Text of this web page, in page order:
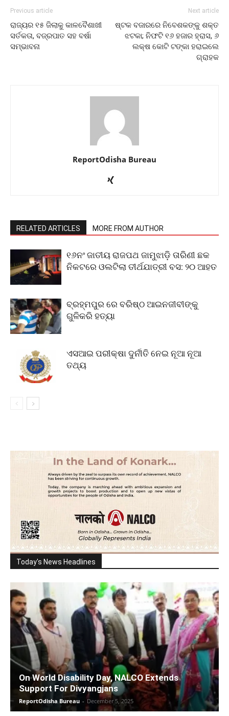
Previous article
ରାଜ୍ୟର ୧୫ ଜିଲାକୁ କାଳବୈଶାଖୀ
ସର୍ତକତା, ବଜ୍ରପାତ ସହ ବର୍ଷା
ସମ୍ଭାବନା
Next article
ଷ୍ଟକ ବଜାରରେ ନିବେଶକଙ୍କୁ ଶକ୍ତ
ଝଟକା; ନିଫଟି ୧୬ ହଜାର ହ୍ରାସ, ୬
ଲକ୍ଷ କୋଟି ଟଙ୍କା ହରାଇଲେ
ଗ୍ରାହକ
ReportOdisha Bureau
RELATED ARTICLES MORE FROM AUTHOR
୧୬ନଂ ଜାତୀୟ ରାଜପଥ ଜାମୁଝାଡ଼ି ତାରିଣୀ ଛକ
ନିକଟରେ ଓଲଟିଲା ତୀର୍ଥଯାତ୍ରୀ ବସ: ୨୦ ଆହତ
ବ୍ରହ୍ମପୁର ରେ ବରିଷ୍ଠ ଆଇନଜୀବୀଙ୍କୁ
ଗୁଳିକରି ହତ୍ୟା
ଏସଆଇ ପରୀକ୍ଷା ଦୁର୍ନୀତି ନେଇ ନୂଆ ନୂଆ
ତଥ୍ୟ
Today's News Headlines
On World Disability Day, NALCO Extends
Support For Divyangjans
ReportOdisha Bureau - December 5, 2025